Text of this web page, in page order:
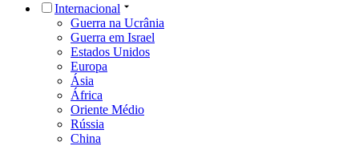
Internacional
Guerra na Ucrânia
Guerra em Israel
Estados Unidos
Europa
Ásia
África
Oriente Médio
Rússia
China